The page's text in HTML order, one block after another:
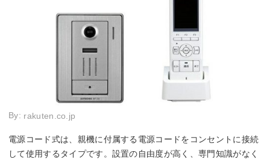
By: rakuten.co.jp
電源コード式は、親機に付属する電源コードをコンセントに接続
して使用するタイプです。設置の自由度が高く、専門知識がなく